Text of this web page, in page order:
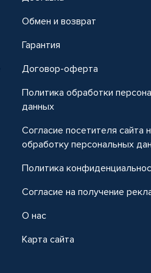
Обмен и возврат
Гарантия
Договор-оферта
Политика обработки
данных
Согласие посетителя сайта
обработку персональных
Политика
Согласие на получение
О нас
Карта сайта